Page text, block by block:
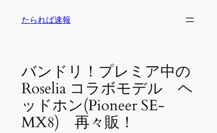
たられば速報
バンドリ！プレミア中の
Roselia コラボモデル ヘ
ッドホン(Pioneer SE-
MX8) 再々販！